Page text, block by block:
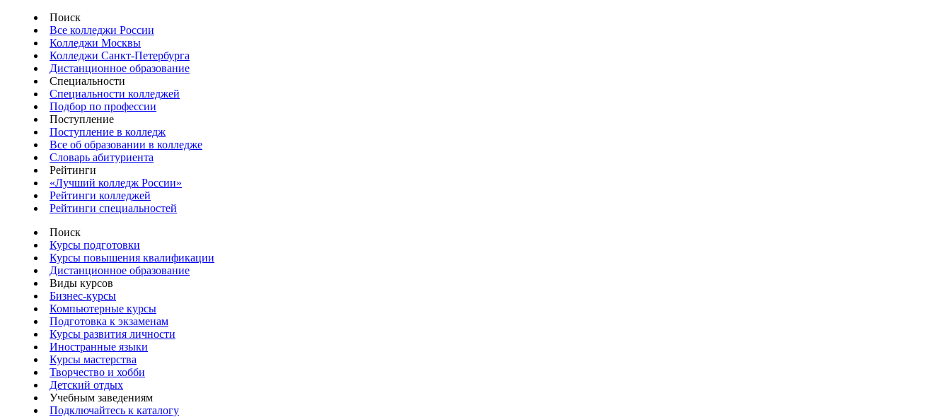
Поиск
Все колледжи России
Колледжи Москвы
Колледжи Санкт-Петербурга
Дистанционное образование
Специальности
Специальности колледжей
Подбор по профессии
Поступление
Поступление в колледж
Все об образовании в колледже
Словарь абитуриента
Рейтинги
«Лучший колледж России»
Рейтинги колледжей
Рейтинги специальностей
Поиск
Курсы подготовки
Курсы повышения квалификации
Дистанционное образование
Виды курсов
Бизнес-курсы
Компьютерные курсы
Подготовка к экзаменам
Курсы развития личности
Иностранные языки
Курсы мастерства
Творчество и хобби
Детский отдых
Учебным заведениям
Подключайтесь к каталогу